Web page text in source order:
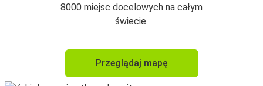
8000 miejsc docelowych na całym
świecie.
Przeglądaj mapę